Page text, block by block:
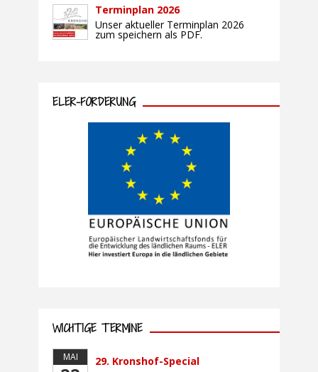
Terminplan 2026
Unser aktueller Terminplan 2026
zum speichern als PDF.
ELER-FÖRDERUNG
WICHTIGE TERMINE
MAI 29. Kronshof-Special